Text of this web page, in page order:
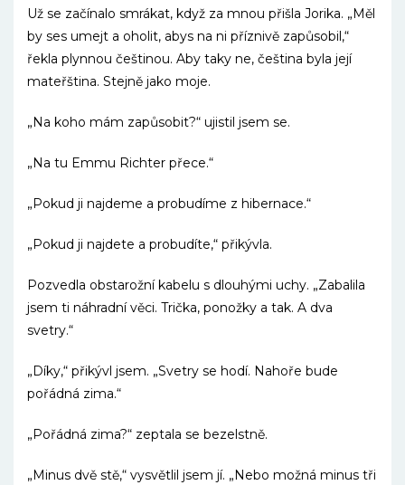
Už se začínalo smrákat, když za mnou přišla Jorika. „Měl
by ses umejt a oholit, abys na ni příznivě zapůsobil,“
řekla plynnou češtinou. Aby taky ne, čeština byla její
mateřština. Stejně jako moje.
„Na koho mám zapůsobit?“ ujistil jsem se.
„Na tu Emmu Richter přece.“
„Pokud ji najdeme a probudíme z hibernace.“
„Pokud ji najdete a probudíte,“ přikývla.
Pozvedla obstarožní kabelu s dlouhými uchy. „Zabalila
jsem ti náhradní věci. Trička, ponožky a tak. A dva
svetry.“
„Díky,“ přikývl jsem. „Svetry se hodí. Nahoře bude
pořádná zima.“
„Pořádná zima?“ zeptala se bezelstně.
„Minus dvě stě,“ vysvětlil jsem jí. „Nebo možná minus tři